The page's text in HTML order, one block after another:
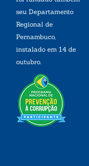
seu Departamento
Regional de
Pernambuco,
instalado em 14 de
outubro.